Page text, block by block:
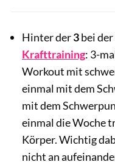
Hinter der3bei der
Krafttraining: 3-
Workout mit
einmal mit dem
mit dem
einmal die Woche
Körper. Wichtig
nicht an